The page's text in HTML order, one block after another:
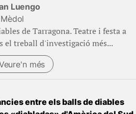
Luengo
de Tarragona. Teatre i festa a
el treball d'investigació més...
més
entre els balls de diables